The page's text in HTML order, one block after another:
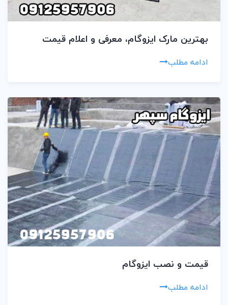
بهترین مارک ایزوگام، معرفی و اعلام قیمت
ادامه مطلب
قیمت و نصب ایزوگام
ادامه مطلب